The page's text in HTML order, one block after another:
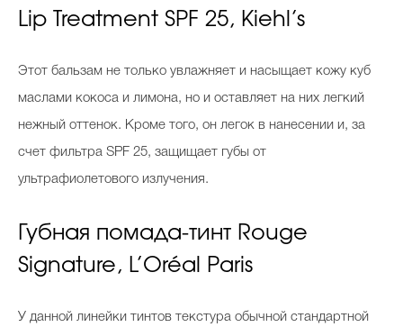
Lip Treatment SPF 25, Kiehl’s
Этот бальзам не только увлажняет и насыщает кожу куб
маслами кокоса и лимона, но и оставляет на них легкий
нежный оттенок. Кроме того, он легок в нанесении и, за
счет фильтра SPF 25, защищает губы от
ультрафиолетового излучения.
Губная помада-тинт Rouge
Signature, L’Oréal Paris
У данной линейки тинтов текстура обычной стандартной